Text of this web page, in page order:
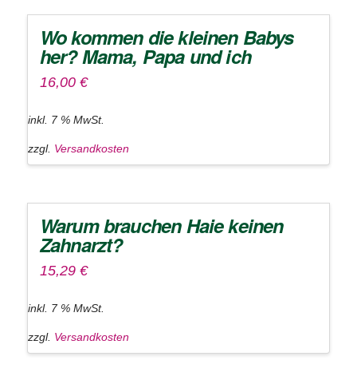
Wo kommen die kleinen Babys
her? Mama, Papa und ich
16,00 €
inkl. 7 % MwSt.
zzgl. Versandkosten
Warum brauchen Haie keinen
Zahnarzt?
15,29 €
inkl. 7 % MwSt.
zzgl. Versandkosten